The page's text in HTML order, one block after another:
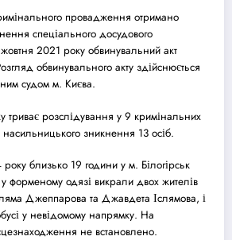
провадження отримано
спеціального досудового
2021 року обвинувальний акт
обвинувального акту здійснюється
судом м. Києва.
триває розслідування у 9 кримінальних
зникнення 13 осіб.
близько 19 години у м. Білогірськ
форменому одязі викрали двох жителів
Джеппарова та Джавдета Іслямова, і
у невідомому напрямку. На
не встановлено.